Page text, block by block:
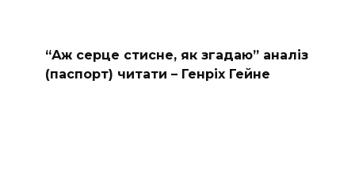
“Аж серце стисне, як згадаю” аналіз
(паспорт) читати – Генріх Гейне